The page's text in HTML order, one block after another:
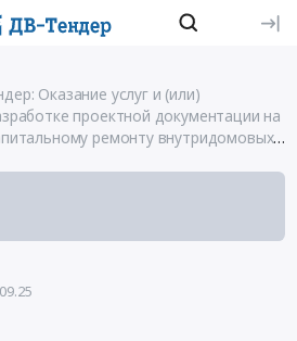
Оказание услуг и (или)
проектной документации на
ремонту внутридомовых